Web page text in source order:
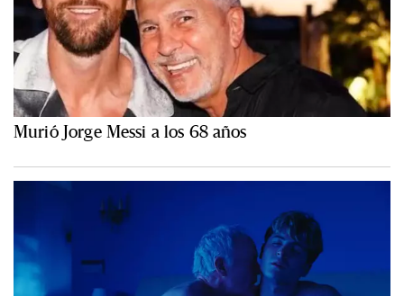
Murió Jorge Messi a los 68 años